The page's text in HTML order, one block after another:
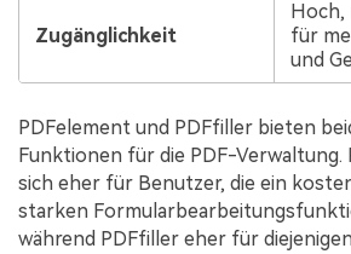
Zugänglichkeit
für
und
PDFelement und PDFfiller bieten
Funktionen für die PDF-Verwaltung.
sich eher für Benutzer, die ein
starken
während PDFfiller eher für